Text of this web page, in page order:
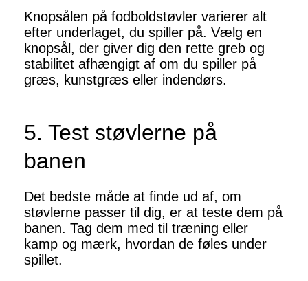
Knopsålen på fodboldstøvler varierer alt
efter underlaget, du spiller på. Vælg en
knopsål, der giver dig den rette greb og
stabilitet afhængigt af om du spiller på
græs, kunstgræs eller indendørs.
5. Test støvlerne på
banen
Det bedste måde at finde ud af, om
støvlerne passer til dig, er at teste dem på
banen. Tag dem med til træning eller
kamp og mærk, hvordan de føles under
spillet.